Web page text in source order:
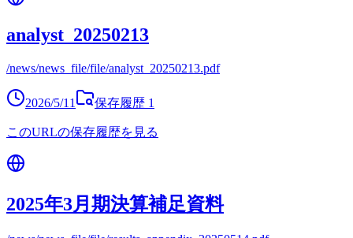
analyst_20250213
/news/news_file/file/analyst_20250213.pdf
2026/5/11 保存履歴 1
このURLの保存履歴を見る
2025年3月期決算補足資料